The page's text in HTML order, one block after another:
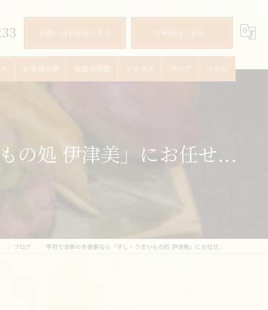
お問い合わせはこちら ご予約はこちら
お客様の声 当店の特徴
宴会
アクセス ブログ コラム
の処 伊津美」にお任せ...
ブログ 甲府で法事のお食事なら「すし・うまいもの処 伊津美」にお任せ...